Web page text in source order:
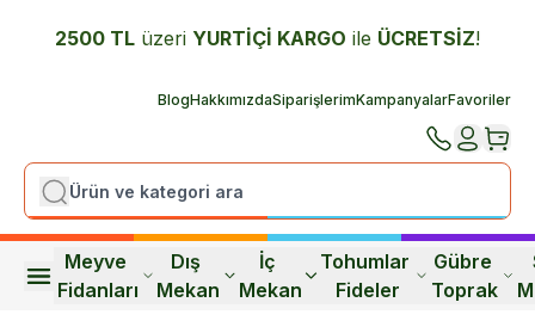
2500 TL üzeri YURTİÇİ KARGO ile ÜCRETSİZ!
BlogHakkımızdaSiparişlerimKampanyalarFavoriler
Meyve
Fidanları
Dış
Mekan
İç
Mekan
Tohumlar
Fideler
Gübre
Toprak